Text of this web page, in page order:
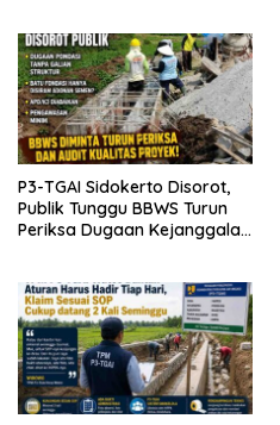
P3-TGAI Sidokerto Disorot,
Publik Tunggu BBWS Turun
Periksa Dugaan Kejanggalan